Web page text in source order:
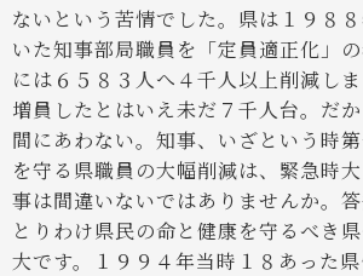
ないという苦情でした。県は１９８
いた知事部局職員を「定員適正化」
には６５８３人へ４千人以上削減し
増員したとはいえ未だ７千人台。だ
間にあわない。知事、いざという時
を守る県職員の大幅削減は、緊急時
事は間違いないではありませんか。答
とりわけ県民の命と健康を守るべき
大です。１９９４年当時１８あった